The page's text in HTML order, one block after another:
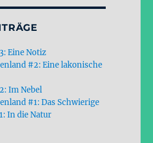
Eine Notiz
#2: Eine lakonische
Im Nebel
#1: Das Schwierige
In die Natur